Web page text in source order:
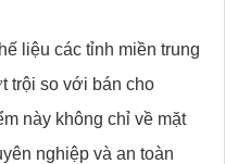
liệu các tỉnh miền trung
trội so với bán cho
này không chỉ về mặt
nghiệp và an toàn